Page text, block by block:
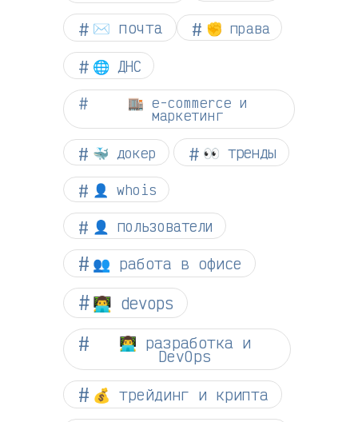
✉️ почта ✊ права
🌐 ДНС
🏬 e-commerce и
маркетинг
🐳 докер 👀 тренды
👤 whois
👤 пользователи
👥 работа в офисе
👨‍💻 devops
👨‍💻 разработка и
DevOps
💰 трейдинг и крипта